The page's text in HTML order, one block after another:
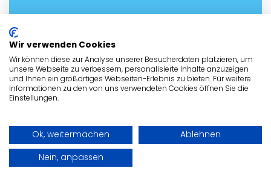
Kontakt mit dem Tierheim in
Wir verwenden Cookies
Wir können diese zur Analyse unserer Besucherdaten platzieren, um
unsere Webseite zu verbessern, personalisierte Inhalte anzuzeigen
und Ihnen ein großartiges Webseiten-Erlebnis zu bieten. Für weitere
Informationen zu den von uns verwendeten Cookies öffnen Sie die
Einstellungen.
Ok, weitermachen
Ablehnen
Nein, anpassen